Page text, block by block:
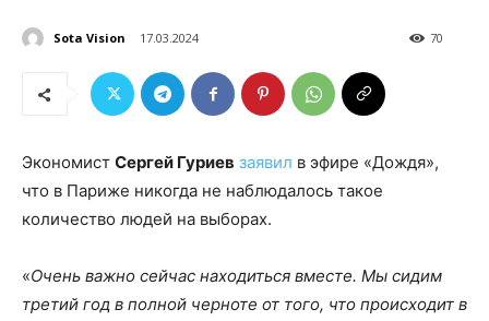
Sota Vision 17.03.2024 70
Экономист Сергей Гуриев заявил в эфире «Дождя»,
что в Париже никогда не наблюдалось такое
количество людей на выборах.
«Очень важно сейчас находиться вместе. Мы сидим
третий год в полной черноте от того, что происходит в